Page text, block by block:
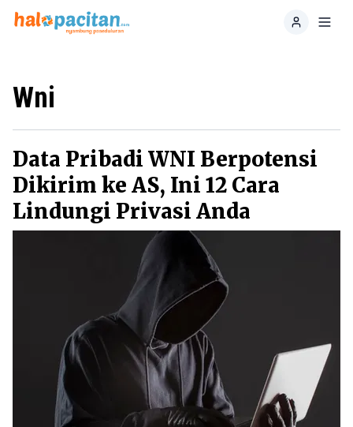
Home
Wni
Data Pribadi WNI Berpotensi
Dikirim ke AS, Ini 12 Cara
Lindungi Privasi Anda